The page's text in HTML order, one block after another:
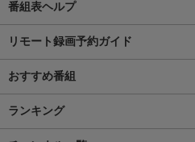
番組表ヘルプ
リモート録画予約ガイド
おすすめ番組
ランキング